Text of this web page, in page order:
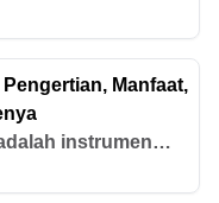
broker
saham, dan setor
di artikel
Manfaat,
instrumen
yang digunakan